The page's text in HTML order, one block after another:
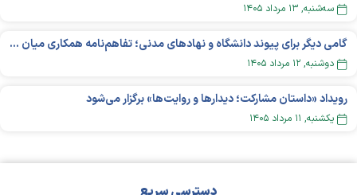
سه‌شنبه, ۱۳ مرداد ۱۴۰۵
گامی دیگر برای پیوند دانشگاه و نهادهای مدنی؛ تفاهم‌نامه همکاری میان «شبکه ملی» و «دانشگاه هنر ایران» منعقد شد
دوشنبه, ۱۲ مرداد ۱۴۰۵
رویداد «داستان مشارکت؛ دیدار‌ها و روایت‌ها» برگزار می‌شود
يکشنبه, ۱۱ مرداد ۱۴۰۵